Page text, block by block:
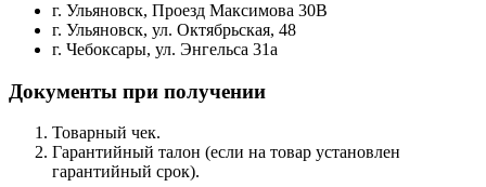
г. Ульяновск, Проезд Максимова 30В
г. Ульяновск, ул. Октябрьская, 48
г. Чебоксары, ул. Энгельса 31а
Документы при получении
Товарный чек.
Гарантийный талон (если на товар установлен
гарантийный срок).